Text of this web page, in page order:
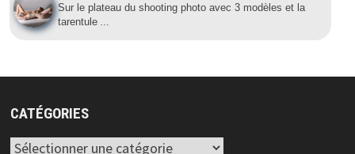
Sur le plateau du shooting photo avec 3 modèles et la
tarentule …
CATÉGORIES
Catégories